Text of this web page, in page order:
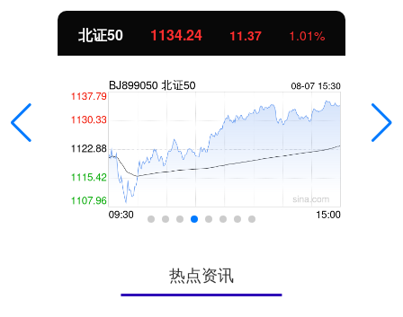
北证50 1134.24 11.37 1.01%
热点资讯